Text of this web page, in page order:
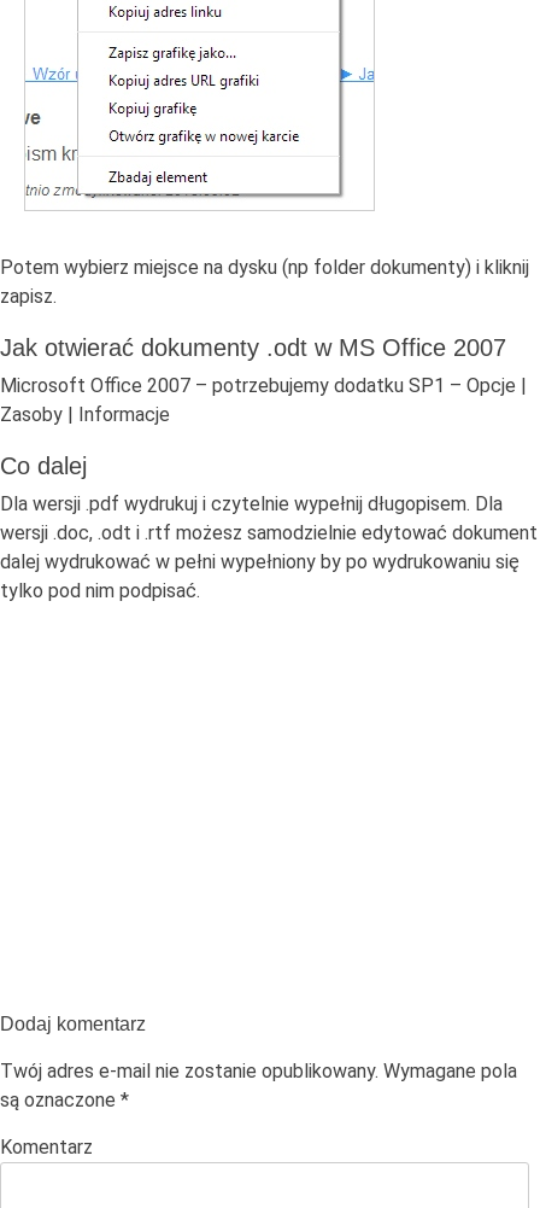
Potem wybierz miejsce na dysku (np folder dokumenty) i kliknij
zapisz.
Jak otwierać dokumenty .odt w MS Office 2007
Microsoft Office 2007 – potrzebujemy dodatku SP1 – Opcje |
Zasoby | Informacje
Co dalej
Dla wersji .pdf wydrukuj i czytelnie wypełnij długopisem. Dla
wersji .doc, .odt i .rtf możesz samodzielnie edytować dokument
dalej wydrukować w pełni wypełniony by po wydrukowaniu się
tylko pod nim podpisać.
Dodaj komentarz
Twój adres e-mail nie zostanie opublikowany. Wymagane pola
są oznaczone *
Komentarz